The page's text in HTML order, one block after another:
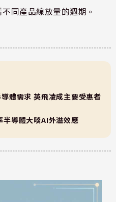
同產品線放量的週期。
體需求 英飛凌成主要受惠者
半導體大啖AI外溢效應